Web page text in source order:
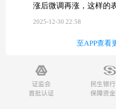
涨后微调再涨，这样的
泰柏瑞新利混合C$ $鹏
2025-12-30 22:58
至APP查看